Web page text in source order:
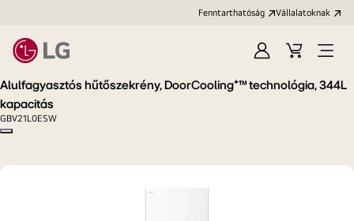
Fenntarthatóság Vállalatoknak
Bejelentkezés
KosárMenü
Alulfagyasztós hűtőszekrény, DoorCooling⁺™ technológia, 344L
kapacitás
GBV21L0ESW
Copy model name